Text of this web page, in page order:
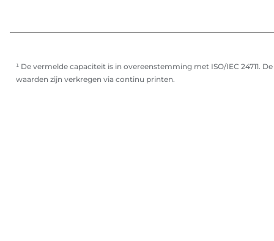
¹ De vermelde capaciteit is in overeenstemming met ISO/IEC 24711. De
waarden zijn verkregen via continu printen.